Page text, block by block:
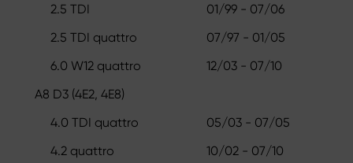
2.5 TDI
01/99 - 07/06
2.5 TDI quattro
07/97 - 01/05
6.0 W12 quattro
12/03 - 07/10
A8 D3 (4E2, 4E8)
4.0 TDI quattro
05/03 - 07/05
4.2 quattro
10/02 - 07/10